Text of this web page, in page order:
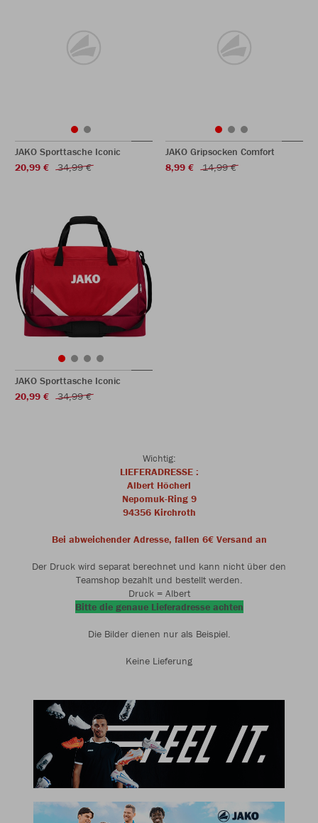
JAKO Sporttasche Iconic
20,99 €
34,99 €
JAKO Gripsocken Comfort
8,99 €
14,99 €
JAKO Sporttasche Iconic
20,99 €
34,99 €
Wichtig:
LIEFERADRESSE :
Albert Höcherl
Nepomuk-Ring 9
94356 Kirchroth
Bei abweichender Adresse, fallen 6€ Versand an
Der Druck wird separat berechnet und kann nicht über den
Teamshop bezahlt und bestellt werden.
Druck = Albert
Bitte die genaue Lieferadresse achten
Die Bilder dienen nur als Beispiel.
Keine Lieferung